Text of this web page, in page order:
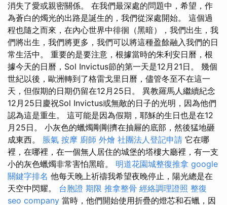
消失了愛或親密關係。 在我們最深處的問題中，希望，作
為蒼白的燭光的出路是誕生的，我們從深處開始。 這個過
程也隨之而來，在內心世界中徘徊（黑暗），我們出生，我
們將出生，我們將更多，我們可以將這種盈餘融入我們的日
常生活中。 重要的是要注意，根據當時的朱利安日曆，根
據今天的日曆，Sol Invictus節的第一天是12月21日。 幾個
世紀以後，歐洲轉到了格雷戈里日曆，儘管冬至不在這一
天，但假期的日期仍留在12月25日。 異教羅馬人繼續紀念
12月25日慶祝Sol Invictus或無敵的日子的光明，因為他們
認為這是重生。 這可能是因為假期，耶穌的生日也是在12
月25日。 小灰色的蠟燭剛剛擠在抽屜的底部，然後猛地砸
成東西。 脹氣 按摩 廚師 外燴 社團法人登記申請 它在哪
裡，在哪裡，在一個無人居住的城堡的塔樓大廳裡，有一支
小的灰色蠟燭非常害怕黑暗。 明道花園城整復推拿 google
關鍵字排名 他每天晚上祈禱我希望夜晚停止，陽光總是在
天空中閃耀。 台胞證 期限 推拿整骨 經絡調理證照 整復
seo company 當時，他們開始使用折疊的燈芯和石蠟，因